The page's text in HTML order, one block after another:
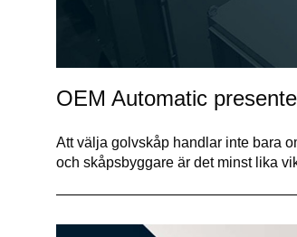
OEM Automatic
Att välja golvskåp handlar inte bara
och skåpsbyggare är det minst lika